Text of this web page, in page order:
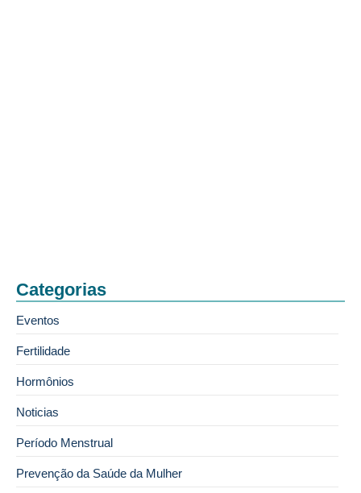
Categorias
Eventos
Fertilidade
Hormônios
Noticias
Período Menstrual
Prevenção da Saúde da Mulher